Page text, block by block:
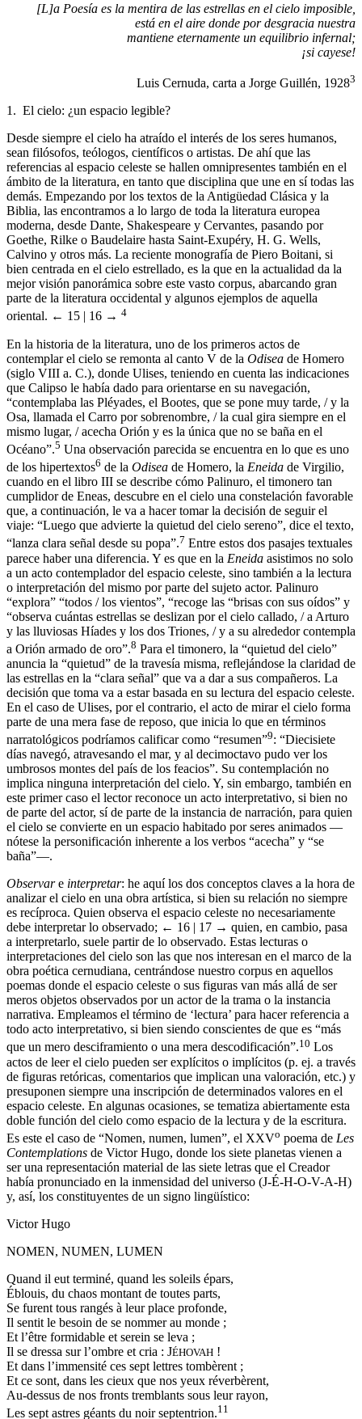
[L]a Poesía es la mentira de las estrellas en el cielo imposible,
está en el aire donde por desgracia nuestra
mantiene eternamente un equilibrio infernal;
¡si cayese!
Luis Cernuda, carta a Jorge Guillén, 19283
1. El cielo: ¿un espacio legible?
Desde siempre el cielo ha atraído el interés de los seres humanos,
sean filósofos, teólogos, científicos o artistas. De ahí que las
referencias al espacio celeste se hallen omnipresentes también en el
ámbito de la literatura, en tanto que disciplina que une en sí todas las
demás. Empezando por los textos de la Antigüedad Clásica y la
Biblia, las encontramos a lo largo de toda la literatura europea
moderna, desde Dante, Shakespeare y Cervantes, pasando por
Goethe, Rilke o Baudelaire hasta Saint-Exupéry, H. G. Wells,
Calvino y otros más. La reciente monografía de Piero Boitani, si
bien centrada en el cielo estrellado, es la que en la actualidad da la
mejor visión panorámica sobre este vasto corpus, abarcando gran
parte de la literatura occidental y algunos ejemplos de aquella
oriental. ← 15 | 16 → 4
En la historia de la literatura, uno de los primeros actos de
contemplar el cielo se remonta al canto V de la Odisea de Homero
(siglo VIII a. C.), donde Ulises, teniendo en cuenta las indicaciones
que Calipso le había dado para orientarse en su navegación,
“contemplaba las Pléyades, el Bootes, que se pone muy tarde, / y la
Osa, llamada el Carro por sobrenombre, / la cual gira siempre en el
mismo lugar, / acecha Orión y es la única que no se baña en el
Océano”.5 Una observación parecida se encuentra en lo que es uno
de los hipertextos6 de la Odisea de Homero, la Eneida de Virgilio,
cuando en el libro III se describe cómo Palinuro, el timonero tan
cumplidor de Eneas, descubre en el cielo una constelación favorable
que, a continuación, le va a hacer tomar la decisión de seguir el
viaje: “Luego que advierte la quietud del cielo sereno”, dice el texto,
“lanza clara señal desde su popa”.7 Entre estos dos pasajes textuales
parece haber una diferencia. Y es que en la Eneida asistimos no solo
a un acto contemplador del espacio celeste, sino también a la lectura
o interpretación del mismo por parte del sujeto actor. Palinuro
“explora” “todos / los vientos”, “recoge las “brisas con sus oídos” y
“observa cuántas estrellas se deslizan por el cielo callado, / a Arturo
y las lluviosas Híades y los dos Triones, / y a su alrededor contempla
a Orión armado de oro”.8 Para el timonero, la “quietud del cielo”
anuncia la “quietud” de la travesía misma, reflejándose la claridad de
las estrellas en la “clara señal” que va a dar a sus compañeros. La
decisión que toma va a estar basada en su lectura del espacio celeste.
En el caso de Ulises, por el contrario, el acto de mirar el cielo forma
parte de una mera fase de reposo, que inicia lo que en términos
narratológicos podríamos calificar como “resumen”9: “Diecisiete
días navegó, atravesando el mar, y al decimoctavo pudo ver los
umbrosos montes del país de los feacios”. Su contemplación no
implica ninguna interpretación del cielo. Y, sin embargo, también en
este primer caso el lector reconoce un acto interpretativo, si bien no
de parte del actor, sí de parte de la instancia de narración, para quien
el cielo se convierte en un espacio habitado por seres animados —
nótese la personificación inherente a los verbos “acecha” y “se
baña”—.
Observare interpretar: he aquí los dos conceptos claves a la hora de
analizar el cielo en una obra artística, si bien su relación no siempre
es recíproca. Quien observa el espacio celeste no necesariamente
debe interpretar lo observado; ← 16 | 17 → quien, en cambio, pasa
a interpretarlo, suele partir de lo observado. Estas lecturas o
interpretaciones del cielo son las que nos interesan en el marco de la
obra poética cernudiana, centrándose nuestro corpus en aquellos
poemas donde el espacio celeste o sus figuras van más allá de ser
meros objetos observados por un actor de la trama o la instancia
narrativa. Empleamos el término de ‘lectura’ para hacer referencia a
todo acto interpretativo, si bien siendo conscientes de que es “más
que un mero desciframiento o una mera descodificación”.10 Los
actos de leer el cielo pueden ser explícitos o implícitos (p. ej. a través
de figuras retóricas, comentarios que implican una valoración, etc.) y
presuponen siempre una inscripción de determinados valores en el
espacio celeste. En algunas ocasiones, se tematiza abiertamente esta
doble función del cielo como espacio de la lectura y de la escritura.
Es este el caso de “Nomen, numen, lumen”, el XXVo poema de Les
Contemplations de Victor Hugo, donde los siete planetas vienen a
ser una representación material de las siete letras que el Creador
había pronunciado en la inmensidad del universo (J-É-H-O-V-A-H)
y, así, los constituyentes de un signo lingüístico:
Victor Hugo
NOMEN, NUMEN, LUMEN
Quand il eut terminé, quand les soleils épars,
Éblouis, du chaos montant de toutes parts,
Se furent tous rangés à leur place profonde,
Il sentit le besoin de se nommer au monde ;
Et l’être formidable et serein se leva ;
Il se dressa sur l’ombre et cria : JÉHOVAH !
Et dans l’immensité ces sept lettres tombèrent ;
Et ce sont, dans les cieux que nos yeux réverbèrent,
Au-dessus de nos fronts tremblants sous leur rayon,
Les sept astres géants du noir septentrion.11